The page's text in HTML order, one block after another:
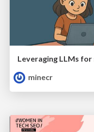
minecr